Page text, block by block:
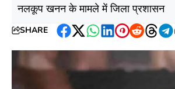
नलकूप खनन के मामले में जिला प्रशासन
SHARE
Facebook
Twitter
WhatsApp
LinkedIn
Pinterest
Reddit